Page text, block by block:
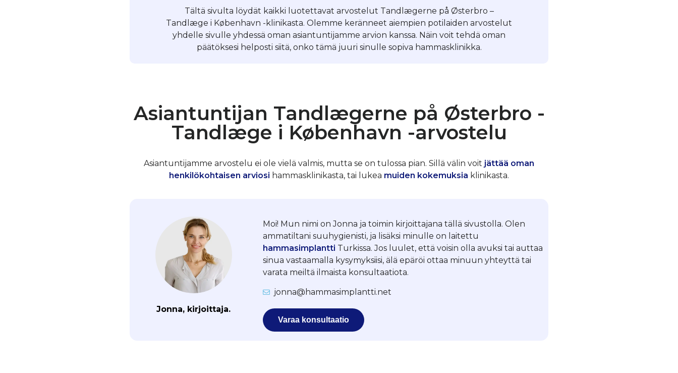
Tältä sivulta löydät kaikki luotettavat arvostelut Tandlægerne på Østerbro –
Tandlæge i København -klinikasta. Olemme keränneet aiempien potilaiden arvostelut
yhdelle sivulle yhdessä oman asiantuntijamme arvion kanssa. Näin voit tehdä oman
päätöksesi helposti siitä, onko tämä juuri sinulle sopiva hammasklinikka.
Asiantuntijan Tandlægerne på Østerbro -
Tandlæge i København -arvostelu
Asiantuntijamme arvostelu ei ole vielä valmis, mutta se on tulossa pian. Sillä välin voit jättää oman
henkilökohtaisen arviosi hammasklinikasta, tai lukea muiden kokemuksia klinikasta.
Jonna, kirjoittaja.
Moi! Mun nimi on Jonna ja toimin kirjoittajana tällä sivustolla. Olen
ammatiltani suuhygienisti, ja lisäksi minulle on laitettu
hammasimplantti Turkissa. Jos luulet, että voisin olla avuksi tai auttaa
sinua vastaamalla kysymyksiisi, älä epäröi ottaa minuun yhteyttä tai
varata meiltä ilmaista konsultaatiota.
jonna@hammasimplantti.net
Varaa konsultaatio